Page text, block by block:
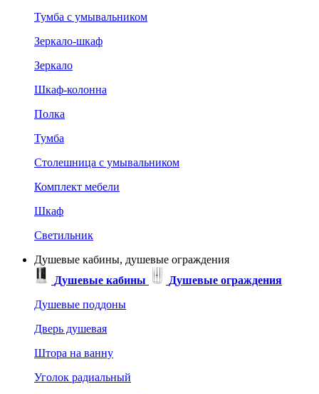
Тумба с умывальником
Зеркало-шкаф
Зеркало
Шкаф-колонна
Полка
Тумба
Столешница с умывальником
Комплект мебели
Шкаф
Светильник
Душевые кабины, душевые ограждения
Душевые кабины
Душевые ограждения
Душевые поддоны
Дверь душевая
Штора на ванну
Уголок радиальный